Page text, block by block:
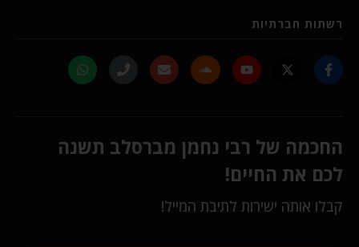
רשתות חברתיות
החכמה של רבי נחמן מברסלב תשנה
לכם את החיים!
קבלו אותה ישירות לתיבת המייל!